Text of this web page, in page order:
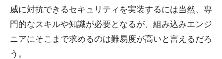
威に対抗できるセキュリティを実装するには当然、専
門的なスキルや知識が必要となるが、組み込みエンジ
ニアにそこまで求めるのは難易度が高いと言えるだろ
う。